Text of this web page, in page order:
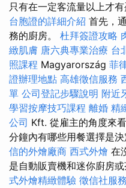
只有在一定客流量以上才有
台胞證的詳細介紹 首先，
務的廚房。 杜拜簽證攻略
緻肌膚 唐六典專業治療 台
照課程 Magyarország 菲
證辦理地點 高雄徵信服務
單 公司登記步驟說明 附近
學習按摩技巧課程 離婚 精
公司 Kft. 從雇主的角度來
分鐘內有哪些用餐選擇是決
信的外燴廠商 西式外燴 在
是自動販賣機和迷你廚房
式外燴精緻體驗 徵信社服務